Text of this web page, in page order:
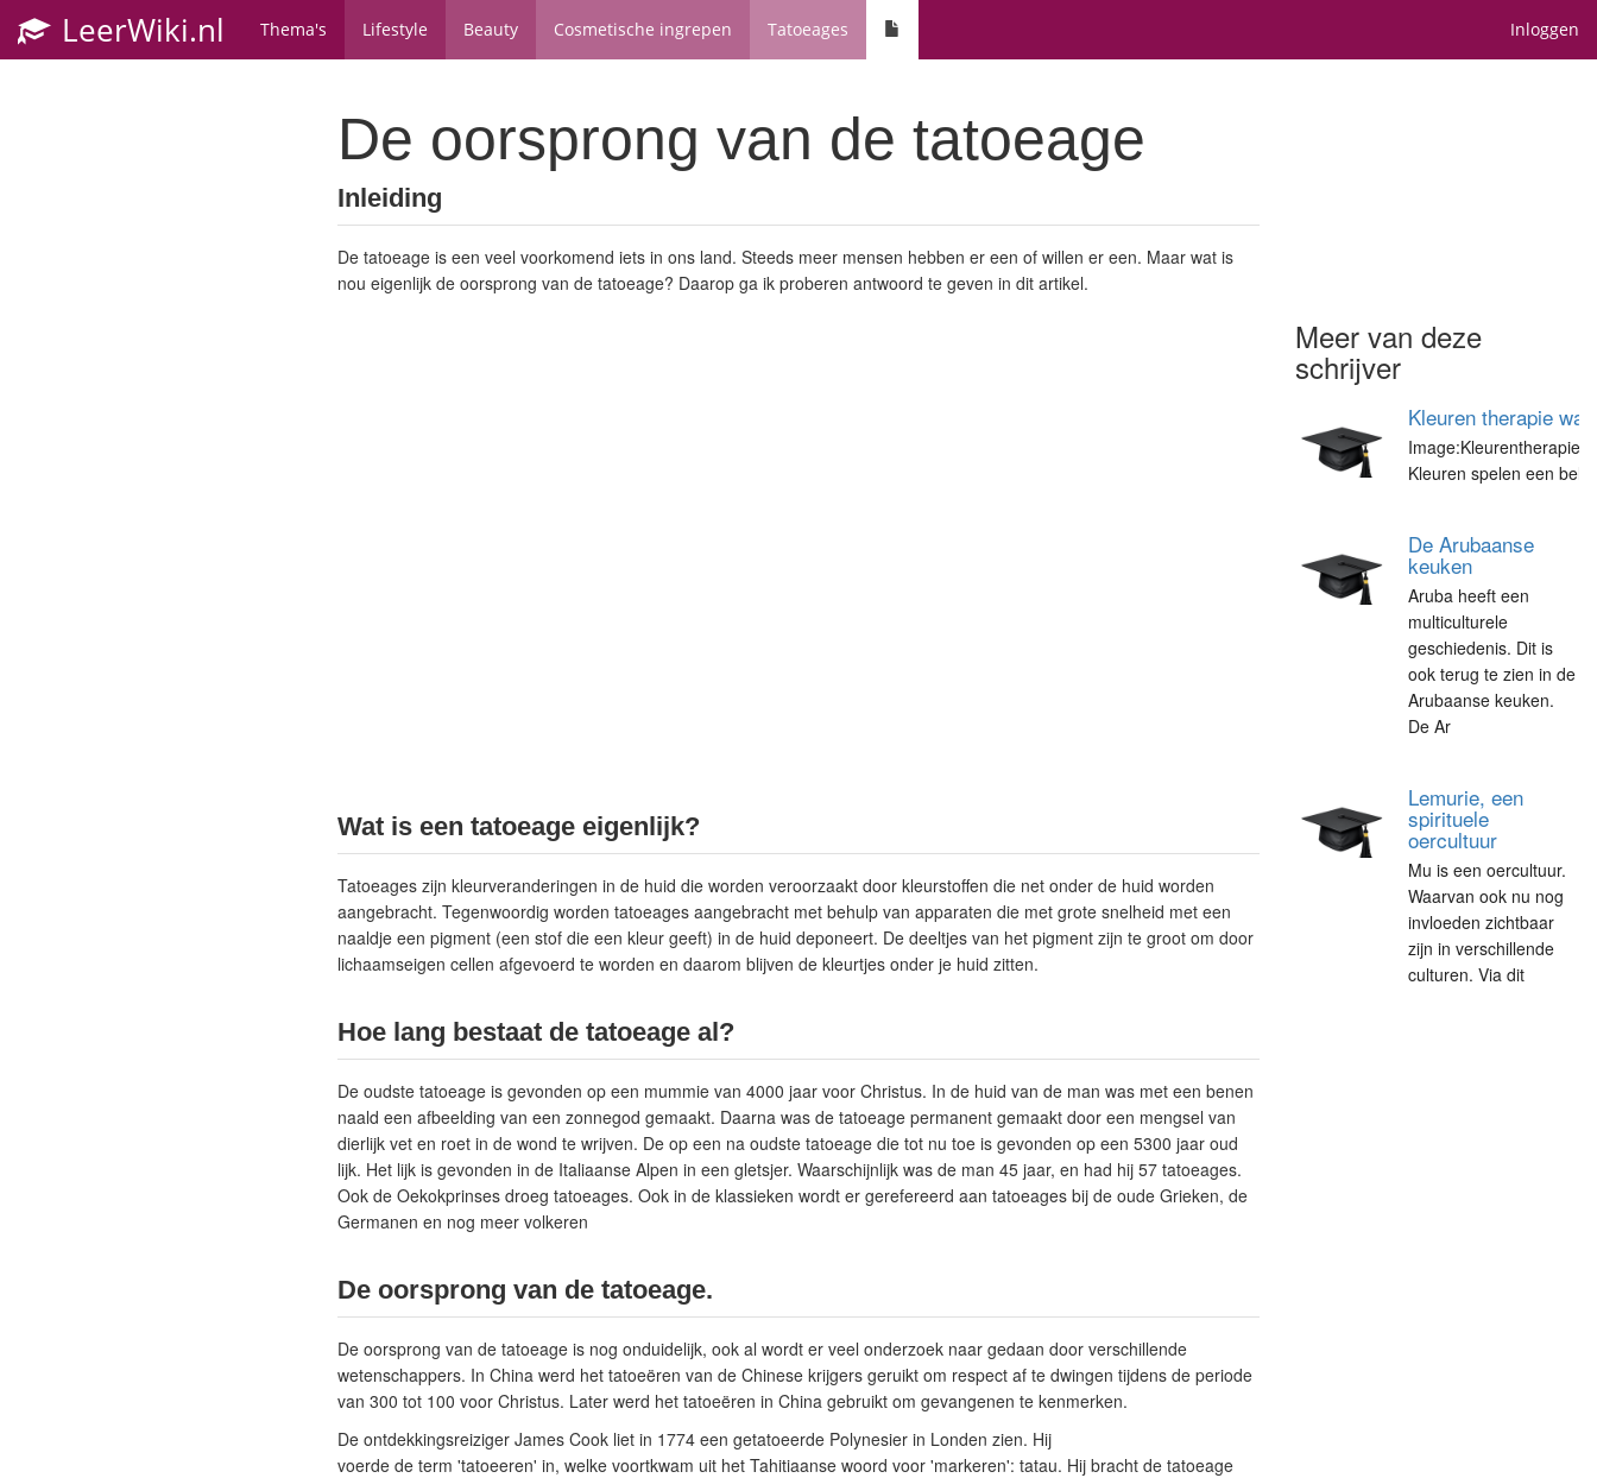
LeerWiki.nl Thema's Lifestyle Beauty Cosmetische ingrepen Tatoeages Inloggen
De oorsprong van de tatoeage
Inleiding
De tatoeage is een veel voorkomend iets in ons land. Steeds meer mensen hebben er een of willen er een. Maar wat is
nou eigenlijk de oorsprong van de tatoeage? Daarop ga ik proberen antwoord te geven in dit artikel.
Wat is een tatoeage eigenlijk?
Tatoeages zijn kleurveranderingen in de huid die worden veroorzaakt door kleurstoffen die net onder de huid worden
aangebracht. Tegenwoordig worden tatoeages aangebracht met behulp van apparaten die met grote snelheid met een
naaldje een pigment (een stof die een kleur geeft) in de huid deponeert. De deeltjes van het pigment zijn te groot om door
lichaamseigen cellen afgevoerd te worden en daarom blijven de kleurtjes onder je huid zitten.
Hoe lang bestaat de tatoeage al?
De oudste tatoeage is gevonden op een mummie van 4000 jaar voor Christus. In de huid van de man was met een benen
naald een afbeelding van een zonnegod gemaakt. Daarna was de tatoeage permanent gemaakt door een mengsel van
dierlijk vet en roet in de wond te wrijven. De op een na oudste tatoeage die tot nu toe is gevonden op een 5300 jaar oud
lijk. Het lijk is gevonden in de Italiaanse Alpen in een gletsjer. Waarschijnlijk was de man 45 jaar, en had hij 57 tatoeages.
Ook de Oekokprinses droeg tatoeages. Ook in de klassieken wordt er gerefereerd aan tatoeages bij de oude Grieken, de
Germanen en nog meer volkeren
De oorsprong van de tatoeage.
De oorsprong van de tatoeage is nog onduidelijk, ook al wordt er veel onderzoek naar gedaan door verschillende
wetenschappers. In China werd het tatoeëren van de Chinese krijgers geruikt om respect af te dwingen tijdens de periode
van 300 tot 100 voor Christus. Later werd het tatoeëren in China gebruikt om gevangenen te kenmerken.
De ontdekkingsreiziger James Cook liet in 1774 een getatoeerde Polynesier in Londen zien. Hij
voerde de term 'tatoeeren' in, welke voortkwam uit het Tahitiaanse woord voor 'markeren': tatau. Hij bracht de tatoeage
Meer van deze
schrijver
Kleuren therapie
Kleuren spelen een
De Arubaanse
keuken
Aruba heeft een
multiculturele
geschiedenis. Dit is
ook terug te zien in de
Arubaanse keuken.
De Ar
Lemurie, een
spirituele
oercultuur
Mu is een oercultuur.
Waarvan ook nu nog
invloeden zichtbaar
zijn in verschillende
culturen. Via dit